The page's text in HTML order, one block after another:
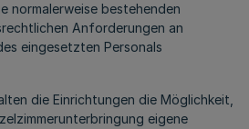
normalerweise bestehenden
Anforderungen an
eingesetzten Personals
die Einrichtungen die Möglichkeit,
eigene